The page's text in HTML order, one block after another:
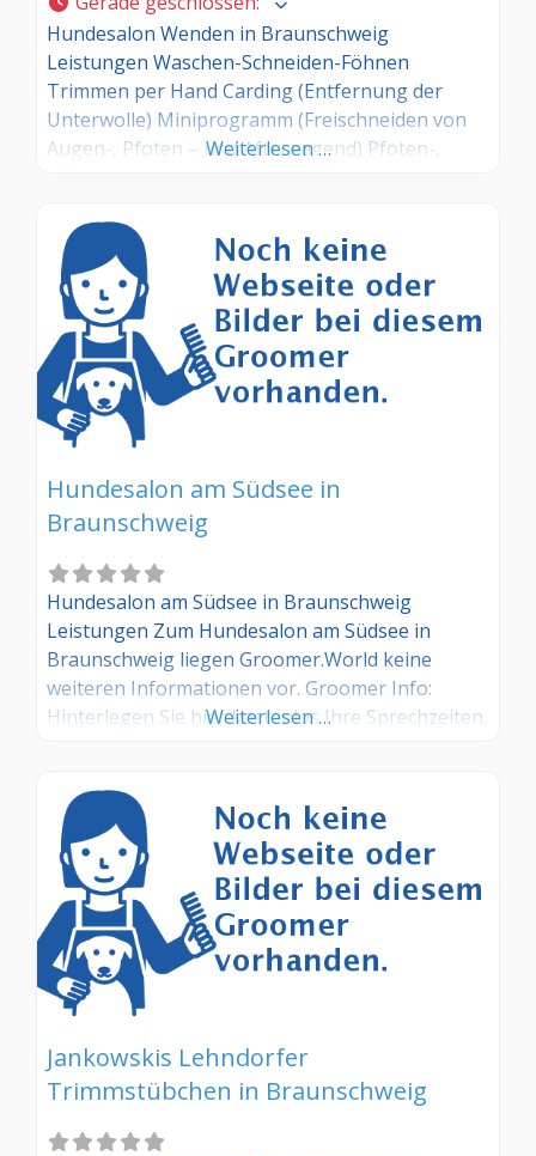
Hundesalon Wenden in Braunschweig
Leistungen Waschen-Schneiden-Föhnen
Trimmen per Hand Carding (Entfernung der
Unterwolle) Miniprogramm (Freischneiden von
Augen-, Pfoten – und Aftergegend) Pfoten-,
Weiterlesen …
Hundesalon am Südsee in
Braunschweig
Hundesalon am Südsee in Braunschweig
Leistungen Zum Hundesalon am Südsee in
Braunschweig liegen Groomer.World keine
weiteren Informationen vor. Groomer Info:
Hinterlegen Sie hier kostenlos Ihre Sprechzeiten,
Dann teilen Sie Ihre Erfahrungen über die
Kommentarfunktion unten mit anderen
Hundebesitzer/innen!
Weiterlesen …
Jankowskis Lehndorfer
Trimmstübchen in Braunschweig